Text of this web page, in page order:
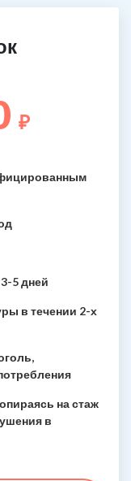
₽
5 дней
в течении 2-х
на стаж
в